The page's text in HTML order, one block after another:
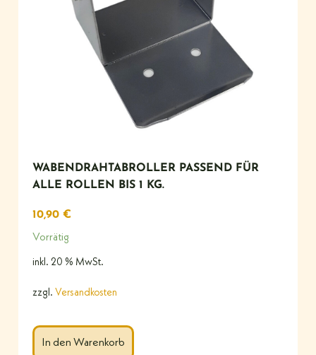
WABENDRAHTABROLLER PASSEND FÜR
ALLE ROLLEN BIS 1 KG.
10,90 €
Vorrätig
inkl. 20 % MwSt.
zzgl. Versandkosten
In den Warenkorb